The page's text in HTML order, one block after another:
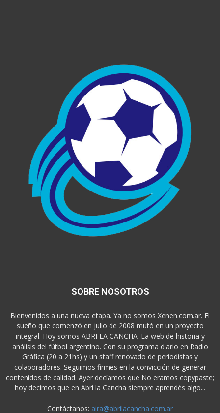
SOBRE NOSOTROS
Bienvenidos a una nueva etapa. Ya no somos Xenen.com.ar. El
sueño que comenzó en julio de 2008 mutó en un proyecto
integral. Hoy somos ABRI LA CANCHA. La web de historia y
análisis del fútbol argentino. Con su programa diario en Radio
Gráfica (20 a 21hs) y un staff renovado de periodistas y
colaboradores. Seguimos firmes en la convicción de generar
contenidos de calidad. Ayer decíamos que No eramos copypaste;
hoy decimos que en Abrí la Cancha siempre aprendés algo...
Contáctanos: aira@abrilacancha.com.ar